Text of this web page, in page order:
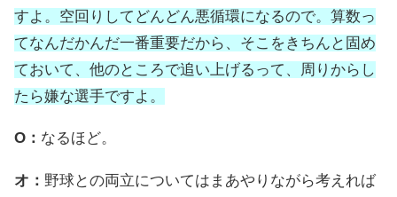
すよ。空回りしてどんどん悪循環になるので。算数っ
てなんだかんだ一番重要だから、そこをきちんと固め
ておいて、他のところで追い上げるって、周りからし
たら嫌な選手ですよ。
O： なるほど。
オ： 野球との両立についてはまあやりながら考えれば